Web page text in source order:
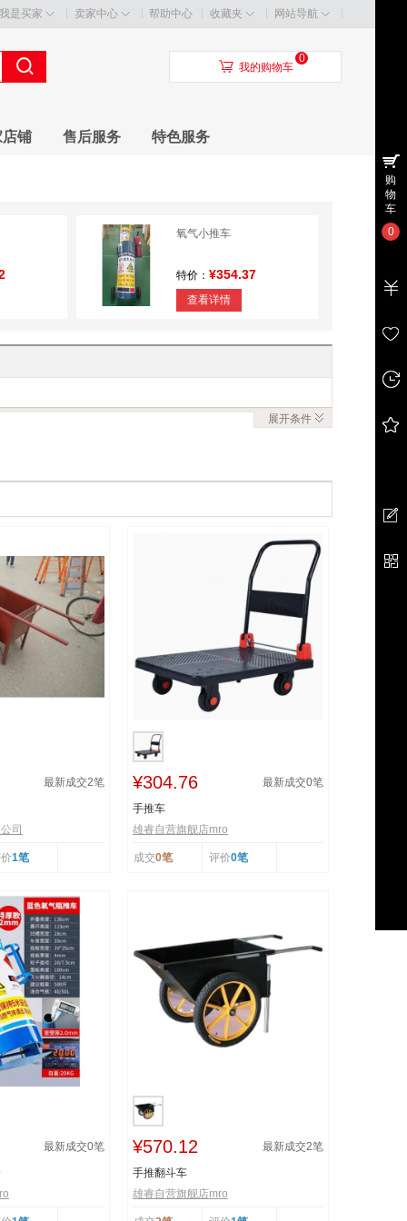
我是买家 卖家中心 帮助中心 收藏夹 网站导航
󰃦 我的购物车
0
铺 售后服务 特色服务
氧气小推车
特价： ¥354.37
查看详情
展开条件
最新成交2笔
司
1笔
¥304.76 最新成交0笔
手推车
雄睿自营旗舰店mro
成交0笔 评价0笔
最新成交0笔 ¥570.12 最新成交2笔
手推翻斗车
雄睿自营旗舰店mro
购
物
车
0